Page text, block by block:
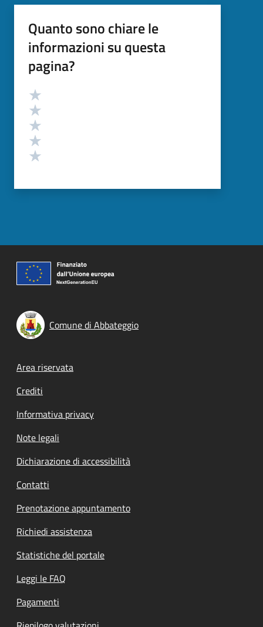
Quanto sono chiare le
informazioni su questa
pagina?
Valutazione
Comune di Abbateggio
Footer menu
Area riservata
Crediti
Informativa privacy
Note legali
Dichiarazione di accessibilità
Contatti
Prenotazione appuntamento
Richiedi assistenza
Statistiche del portale
Leggi le FAQ
Pagamenti